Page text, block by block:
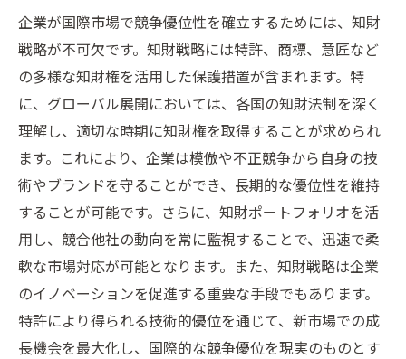
企業が国際市場で競争優位性を確立するためには、知財
戦略が不可欠です。知財戦略には特許、商標、意匠など
の多様な知財権を活用した保護措置が含まれます。特
に、グローバル展開においては、各国の知財法制を深く
理解し、適切な時期に知財権を取得することが求められ
ます。これにより、企業は模倣や不正競争から自身の技
術やブランドを守ることができ、長期的な優位性を維持
することが可能です。さらに、知財ポートフォリオを活
用し、競合他社の動向を常に監視することで、迅速で柔
軟な市場対応が可能となります。また、知財戦略は企業
のイノベーションを促進する重要な手段でもあります。
特許により得られる技術的優位を通じて、新市場での成
長機会を最大化し、国際的な競争優位を現実のものとす